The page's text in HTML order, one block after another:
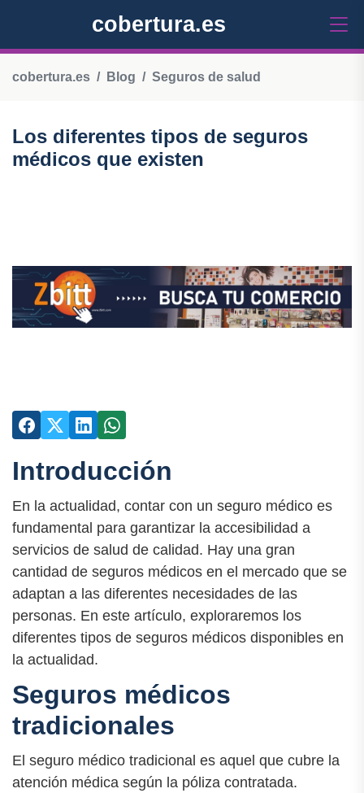
cobertura.es
cobertura.es Blog Seguros de salud
Los diferentes tipos de seguros
médicos que existen
Introducción
En la actualidad, contar con un seguro médico es
fundamental para garantizar la accesibilidad a
servicios de salud de calidad. Hay una gran
cantidad de seguros médicos en el mercado que se
adaptan a las diferentes necesidades de las
personas. En este artículo, exploraremos los
diferentes tipos de seguros médicos disponibles en
la actualidad.
Seguros médicos
tradicionales
El seguro médico tradicional es aquel que cubre la
atención médica según la póliza contratada.